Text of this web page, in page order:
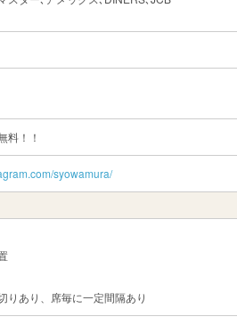
料！！
syowamura/
りあり、席毎に一定間隔あり